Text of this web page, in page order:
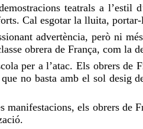
teatrals a
Cal esgotar la lluita,
advertència, però ni
obrera de França, com
per a l’atac. Els obrers
no basta amb el sol
manifestacions, els obrers